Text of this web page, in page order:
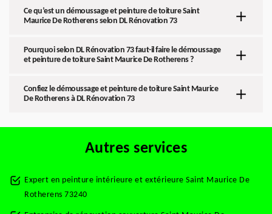
Ce qu’est un démoussage et peinture de toiture Saint
Maurice De Rotherens selon DL Rénovation 73
Pourquoi selon DL Rénovation 73 faut-il faire le démoussage
et peinture de toiture Saint Maurice De Rotherens ?
Confiez le démoussage et peinture de toiture Saint Maurice
De Rotherens à DL Rénovation 73
Autres services
Expert en peinture intérieure et extérieure Saint Maurice De
Rotherens 73240